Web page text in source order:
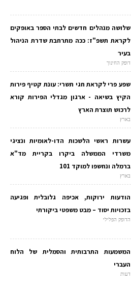
שלושה מנהלים חדשים לבתי הספר באופקים
לקראת תשפ"ז: ככה מתרחבת שדרת הניהול
בעיר
דופק החינוך
שפע פרי לקראת חגי תשרי: עונת קטיף פירות
הקיץ בשיאה - ארגון מגדלי הפירות קורא
לרכוש תוצרת הארץ
בארץ
עשרות ראשי הלשכות הדו-לאומיות ונציגי
משרדי הממשלה ביקרו בקריית מד"א
ברמלה ונחשפו למוקד 101
בארץ
הודעות ירוקות, אכיפה גלובלית ופגיעה
בזכויות יסוד – מבט משפטי ביקורתי
הדופק הפלילי
המשמעות התרבותית והסמלית של הלוח
העברי
דעות